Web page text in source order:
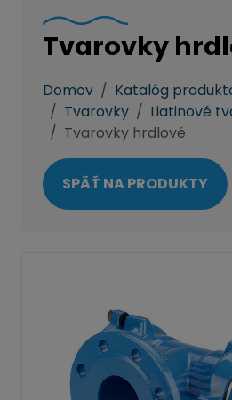
Tvarovky
Domov Katalóg
Tvarovky
Liatinové
Tvarovky hrdlové
SPÄŤ NA PRODUKTY